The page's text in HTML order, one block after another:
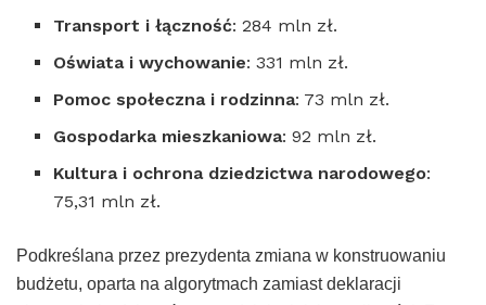
Transport i łączność: 284 mln zł.
Oświata i wychowanie: 331 mln zł.
Pomoc społeczna i rodzinna: 73 mln zł.
Gospodarka mieszkaniowa: 92 mln zł.
Kultura i ochrona dziedzictwa narodowego:
75,31 mln zł.
Podkreślana przez prezydenta zmiana w konstruowaniu
budżetu, oparta na algorytmach zamiast deklaracji